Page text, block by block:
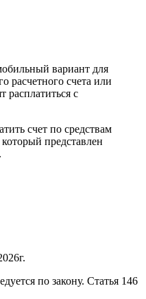
вариант для
расчетного счета или
расплатиться с
счет по средствам
представлен
по закону. Статья 146